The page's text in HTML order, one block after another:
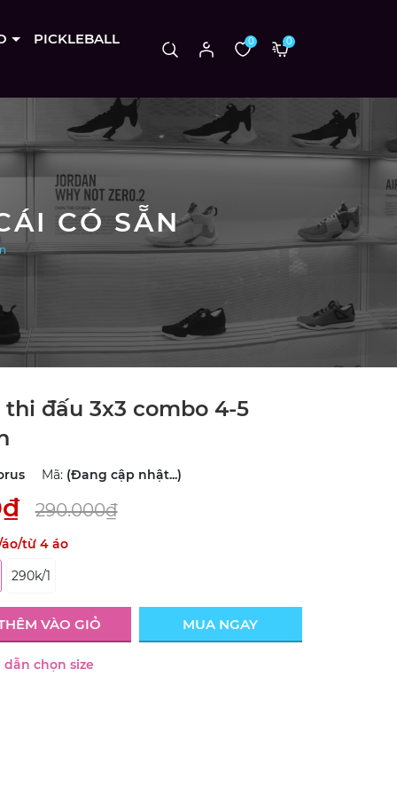
PICKLEBALL 0 0
CÓ SẴN
đấu 3x3 combo 4-5
Mã: (Đang cập nhật...)
290.000₫
áo/từ 4 áo
290k/1
VÀO GIỎ MUA NGAY
chọn size